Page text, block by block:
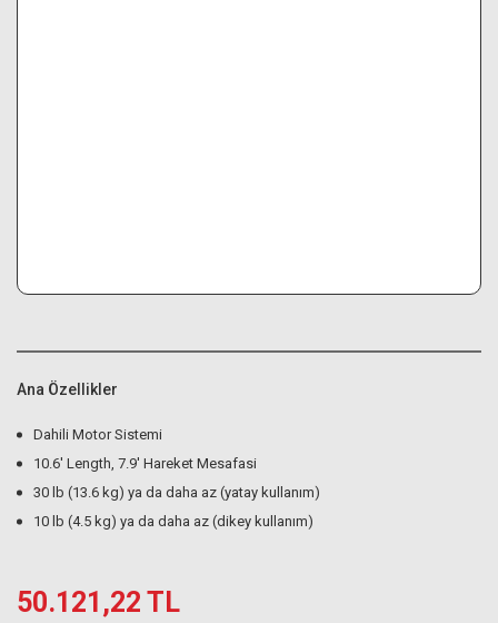
Ana Özellikler
Dahili Motor Sistemi
10.6' Length, 7.9' Hareket Mesafasi
30 lb (13.6 kg) ya da daha az (yatay kullanım)
10 lb (4.5 kg) ya da daha az (dikey kullanım)
50.121,22 TL